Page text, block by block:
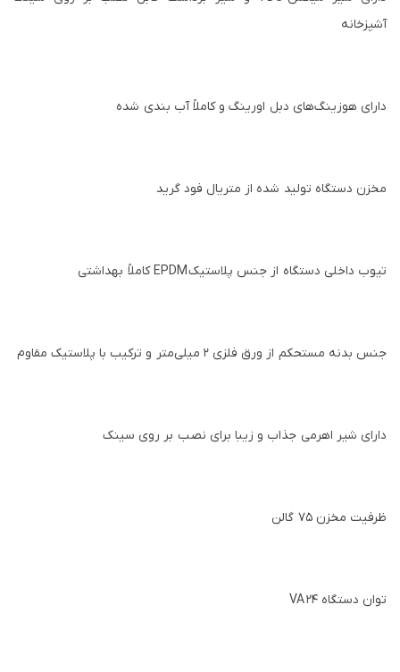
آشپزخانه
دارای هوزینگ‌های دبل اورینگ و کاملاً آب بندی شده
مخزن دستگاه تولید شده از متریال فود گرید
تیوب داخلی دستگاه از جنس پلاستیکEPDMکاملاً بهداشتی
جنس بدنه مستحکم از ورق فلزی ۲ میلی‌متر و ترکیب با پلاستیک مقاوم
دارای شیر اهرمی جذاب و زیبا برای نصب بر روی سینک
ظرفیت مخزن ۷۵ گالن
توان دستگاه ۲۴ VA